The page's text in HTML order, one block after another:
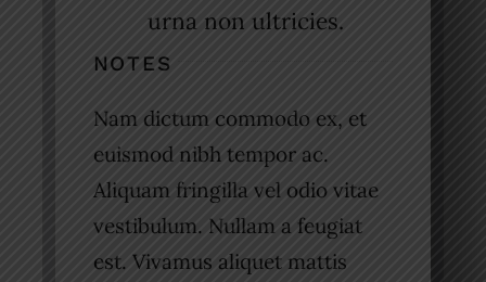
urna non ultricies.
NOTES
Nam dictum commodo ex, et
euismod nibh tempor ac.
Aliquam fringilla vel odio vitae
vestibulum. Nullam a feugiat
est. Vivamus aliquet mattis